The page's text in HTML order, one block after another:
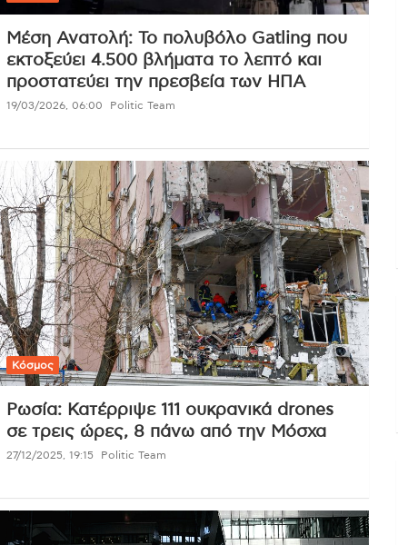
Μέση Ανατολή: Το πολυβόλο Gatling που
εκτοξεύει 4.500 βλήματα το λεπτό και
προστατεύει την πρεσβεία των ΗΠΑ
19/03/2026, 06:00 Politic Team
Κόσμος
Ρωσία: Κατέρριψε 111 ουκρανικά drones
σε τρεις ώρες, 8 πάνω από την Μόσχα
27/12/2025, 19:15 Politic Team